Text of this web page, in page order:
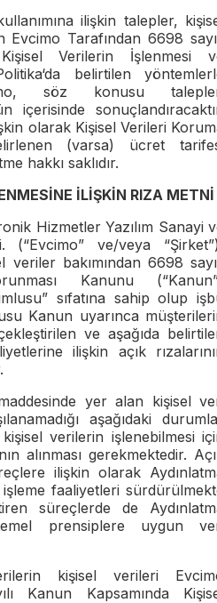
ilişkin talepler,
Evcimo Tarafından 6698
Verilerin İşlenmesi
belirtilen
söz konusu
içerisinde
olarak Kişisel Verileri
(varsa) ücret
hakkı saklıdır.
İLİŞKİN RIZA METNİ
Hizmetler Yazılım Sanayi
(“Evcimo” ve/veya
veriler bakımından 6698
Kanunu
sıfatına sahip olup
Kanun uyarınca
ve aşağıda
ilişkin açık
yer alan kişisel
aşağıdaki
verilerin işlenebilmesi
alınması gerekmektedir.
ilişkin olarak
faaliyetleri
süreçlerde de
prensiplere uygun
kişisel verileri
Kanun Kapsamında